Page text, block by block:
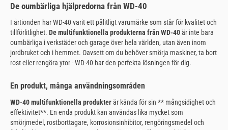
De oumbärliga hjälpredorna från WD-40
I årtionden har WD-40 varit ett pålitligt varumärke som står för kvalitet och
tillförlitlighet. De multifunktionella produkterna från WD-40är inte bara
oumbärliga i verkstäder och garage över hela världen, utan även inom
jordbruket och i hemmet. Oavsett om du behöver smörja maskiner, ta bort
rost eller rengöra ytor - WD-40 har den perfekta lösningen för dig.
En produkt, många användningsområden
WD-40 multifunktionella produkterär kända för sin ** mångsidighet och
effektivitet**. En enda produkt kan användas lika mycket som
smörjmedel, rostborttagare, korrosionsinhibitor, rengöringsmedel och